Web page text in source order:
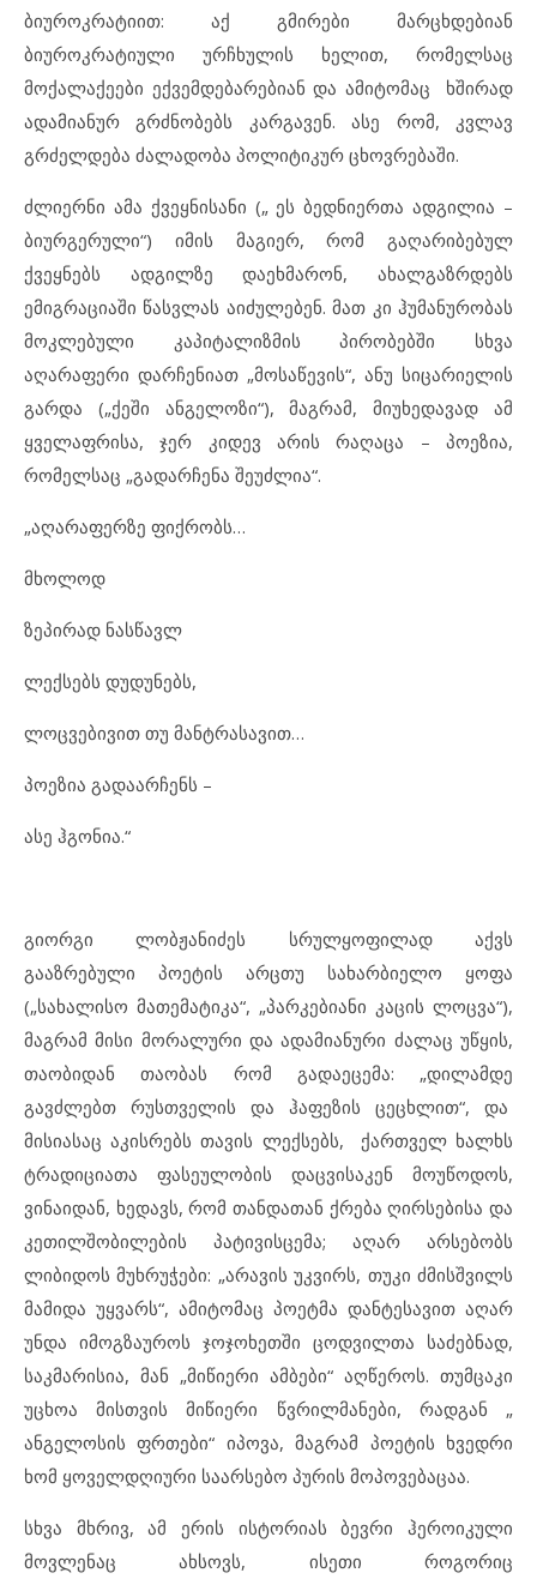
ბიუროკრატიით: აქ გმირები მარცხდებიან
ბიუროკრატიული ურჩხულის ხელით, რომელსაც
მოქალაქეები ექვემდებარებიან და ამიტომაც ხშირად
ადამიანურ გრძნობებს კარგავენ. ასე რომ, კვლავ
გრძელდება ძალადობა პოლიტიკურ ცხოვრებაში.
ძლიერნი ამა ქვეყნისანი („ ეს ბედნიერთა ადგილია –
ბიურგერული“) იმის მაგიერ, რომ გაღარიბებულ
ქვეყნებს ადგილზე დაეხმარონ, ახალგაზრდებს
ემიგრაციაში წასვლას აიძულებენ. მათ კი ჰუმანურობას
მოკლებული კაპიტალიზმის პირობებში სხვა
აღარაფერი დარჩენიათ „მოსაწევის“, ანუ სიცარიელის
გარდა („ქეში ანგელოზი“), მაგრამ, მიუხედავად ამ
ყველაფრისა, ჯერ კიდევ არის რაღაცა – პოეზია,
რომელსაც „გადარჩენა შეუძლია“.
„აღარაფერზე ფიქრობს…
მხოლოდ
ზეპირად ნასწავლ
ლექსებს დუდუნებს,
ლოცვებივით თუ მანტრასავით…
პოეზია გადაარჩენს –
ასე ჰგონია.“
გიორგი ლობჟანიძეს სრულყოფილად აქვს
გააზრებული პოეტის არცთუ სახარბიელო ყოფა
(„სახალისო მათემატიკა“, „პარკებიანი კაცის ლოცვა“),
მაგრამ მისი მორალური და ადამიანური ძალაც უწყის,
თაობიდან თაობას რომ გადაეცემა: „დილამდე
გავძლებთ რუსთველის და ჰაფეზის ცეცხლით“, და
მისიასაც აკისრებს თავის ლექსებს, ქართველ ხალხს
ტრადიციათა ფასეულობის დაცვისაკენ მოუწოდოს,
ვინაიდან, ხედავს, რომ თანდათან ქრება ღირსებისა და
კეთილშობილების პატივისცემა; აღარ არსებობს
ლიბიდოს მუხრუჭები: „არავის უკვირს, თუკი ძმისშვილს
მამიდა უყვარს“, ამიტომაც პოეტმა დანტესავით აღარ
უნდა იმოგზაუროს ჯოჯოხეთში ცოდვილთა საძებნად,
საკმარისია, მან „მიწიერი ამბები“ აღწეროს. თუმცაკი
უცხოა მისთვის მიწიერი წვრილმანები, რადგან „
ანგელოსის ფრთები“ იპოვა, მაგრამ პოეტის ხვედრი
ხომ ყოველდღიური საარსებო პურის მოპოვებაცაა.
სხვა მხრივ, ამ ერის ისტორიას ბევრი ჰეროიკული
მოვლენაც ახსოვს, ისეთი როგორიც